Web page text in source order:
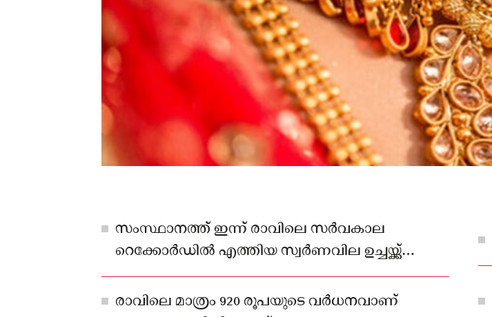
സംസ്ഥാനത്ത് ഇന്ന് രാവിലെ സർവകാല
റെക്കോർഡിൽ എത്തിയ സ്വർണവില ഉച്ചയ്ക്ക്
ശേഷം കുറഞ്ഞു.
രാവിലെ മാത്രം 920 രൂപയുടെ വർധനവാണ്